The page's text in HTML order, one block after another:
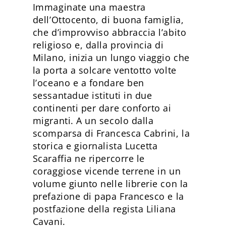
Immaginate una maestra
dell’Ottocento, di buona famiglia,
che d’improvviso abbraccia l’abito
religioso e, dalla provincia di
Milano, inizia un lungo viaggio che
la porta a solcare ventotto volte
l’oceano e a fondare ben
sessantadue istituti in due
continenti per dare conforto ai
migranti. A un secolo dalla
scomparsa di Francesca Cabrini, la
storica e giornalista Lucetta
Scaraffia ne ripercorre le
coraggiose vicende terrene in un
volume giunto nelle librerie con la
prefazione di papa Francesco e la
postfazione della regista Liliana
Cavani.